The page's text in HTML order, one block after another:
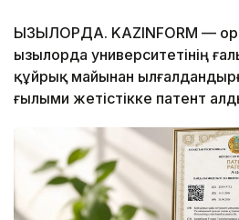
ҚЫЗЫЛОРДА. KAZINFORM —
Қызылорда университетінің
құйрық майынан
ғылыми жетістікке патент